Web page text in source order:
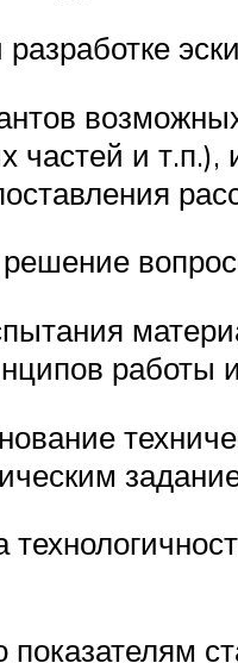
частей и
работы
показателям